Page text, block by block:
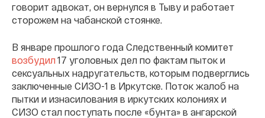
говорит адвокат, он вернулся в Тыву и работает
сторожем на чабанской стоянке.
В январе прошлого года Следственный комитет
возбудил 17 уголовных дел по фактам пыток и
сексуальных надругательств, которым подверглись
заключенные СИЗО-1 в Иркутске. Поток жалоб на
пытки и изнасилования в иркутских колониях и
СИЗО стал поступать после «бунта» в ангарской